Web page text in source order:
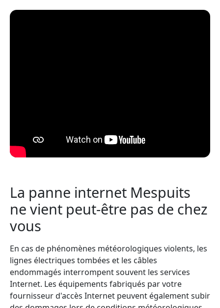
La panne internet Mespuits
ne vient peut-être pas de chez
vous
En cas de phénomènes météorologiques violents, les
lignes électriques tombées et les câbles
endommagés interrompent souvent les services
Internet. Les équipements fabriqués par votre
fournisseur d'accès Internet peuvent également subir